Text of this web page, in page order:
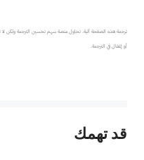
ترجمة هذه الصفحة آلية. تحاول منصة سهم تحسين الترجمة ولكن لا
أو إغفال في الترجمة.
عند الضرورة، يرجى استشارة مستشار استثمار محترف. لا تقدم منصة
قد تهمك